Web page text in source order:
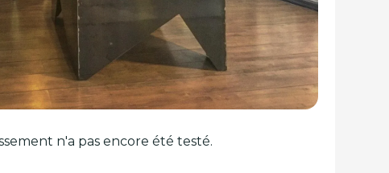
n'a pas encore été testé.